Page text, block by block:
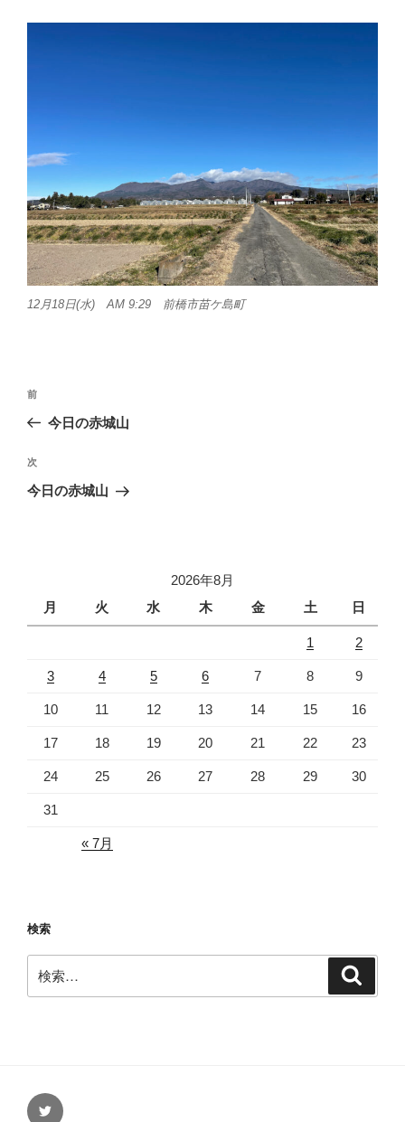
12月18日(水) AM 9:29 前橋市苗ケ島町
投
ビ
ゲ
前
の
稿
前
今日の赤城山
次
の
次
今日の赤城山
2026年8月
月
火 水 木 金 土 日
1 2
3 4 5 6 7 8 9
10 11 12 13 14 15 16
17 18 19 20 21 22 23
24 25 26 27 28 29 30
31
« 7月
検索
索:
Twitter